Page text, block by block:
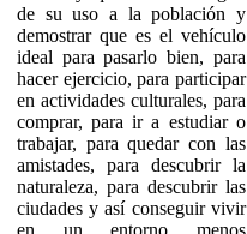
de su uso a la población y
demostrar que es el vehículo
ideal para pasarlo bien, para
hacer ejercicio, para participar
en actividades culturales, para
comprar, para ir a estudiar o
trabajar, para quedar con las
amistades, para descubrir la
naturaleza, para descubrir las
ciudades y así conseguir vivir
en un entorno menos